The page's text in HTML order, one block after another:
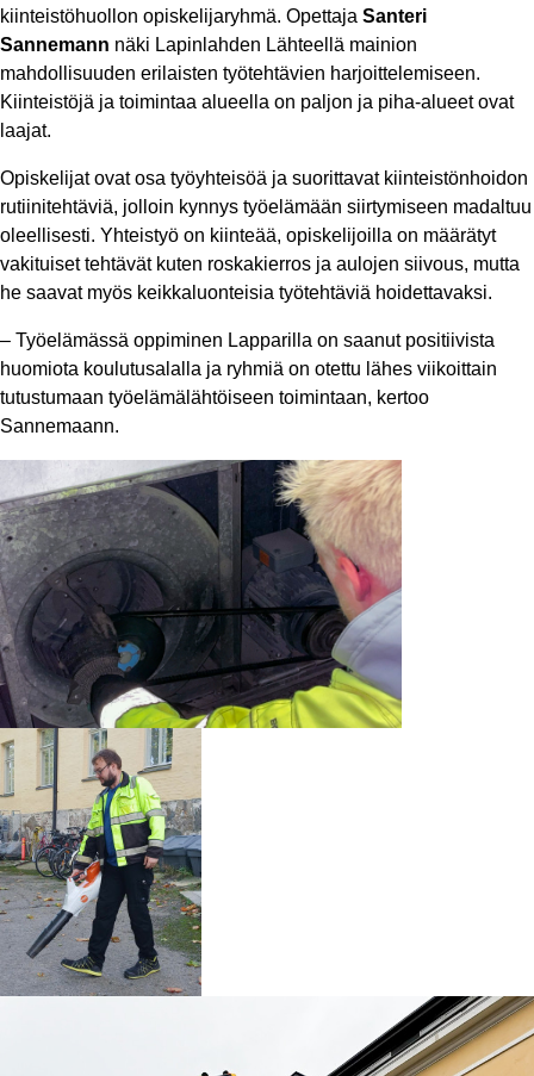
kiinteistöhuollon opiskelijaryhmä. Opettaja Santeri
Sannemann näki Lapinlahden Lähteellä mainion
mahdollisuuden erilaisten työtehtävien harjoittelemiseen.
Kiinteistöjä ja toimintaa alueella on paljon ja piha-alueet ovat
laajat.
Opiskelijat ovat osa työyhteisöä ja suorittavat kiinteistönhoidon
rutiinitehtäviä, jolloin kynnys työelämään siirtymiseen madaltuu
oleellisesti. Yhteistyö on kiinteää, opiskelijoilla on määrätyt
vakituiset tehtävät kuten roskakierros ja aulojen siivous, mutta
he saavat myös keikkaluonteisia työtehtäviä hoidettavaksi.
– Työelämässä oppiminen Lapparilla on saanut positiivista
huomiota koulutusalalla ja ryhmiä on otettu lähes viikoittain
tutustumaan työelämälähtöiseen toimintaan, kertoo
Sannemaann.